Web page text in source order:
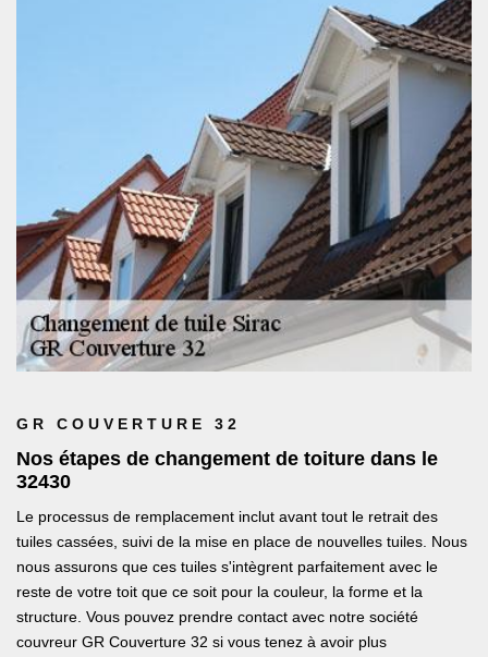
GR COUVERTURE 32
Nos étapes de changement de toiture dans le
32430
Le processus de remplacement inclut avant tout le retrait des
tuiles cassées, suivi de la mise en place de nouvelles tuiles. Nous
nous assurons que ces tuiles s'intègrent parfaitement avec le
reste de votre toit que ce soit pour la couleur, la forme et la
structure. Vous pouvez prendre contact avec notre société
couvreur GR Couverture 32 si vous tenez à avoir plus